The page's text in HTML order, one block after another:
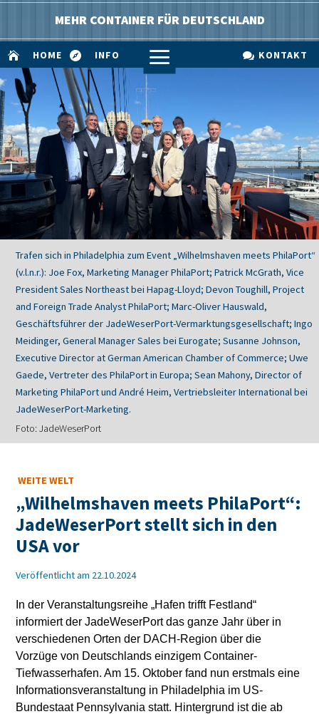
MEHR CONTAINER FÜR DEUTSCHLAND
 HOME  INFO a  KONTAKT
Trafen sich in Philadelphia zum Event „Wilhelmshaven meets PhilaPort“
(v.l.n.r.): Joe Fox, Marketing Manager PhilaPort; Patrick McGrath, Vice
President Sales Northeast bei Hapag-Lloyd; Devon Toughill, Project
and Foreign Trade Analyst PhilaPort; Marc-Oliver Hauswald,
Geschäftsführer der JadeWeserPort-Vermarktungsgesellschaft; Ingo
Meidinger, General Manager Sales bei Eurogate; Susanne Johnson,
Executive Director at German American Chamber of Commerce; Uwe
Gaede, Vertreter des PhilaPort in Europa; Sean Mahony, Director of
Marketing PhilaPort und André Heim, Vertriebsleiter International bei
JadeWeserPort-Marketing.
Foto: JadeWeserPort
WEITE WELT
„Wilhelmshaven meets PhilaPort“:
JadeWeserPort stellt sich in den
USA vor
Veröffentlicht am 22.10.2024
In der Veranstaltungsreihe „Hafen trifft Festland“
informiert der JadeWeserPort das ganze Jahr über in
verschiedenen Orten der DACH-Region über die
Vorzüge von Deutschlands einzigem Container-
Tiefwasserhafen. Am 15. Oktober fand nun erstmals eine
Informationsveranstaltung in Philadelphia im US-
Bundestaat Pennsylvania statt. Hintergrund ist die ab